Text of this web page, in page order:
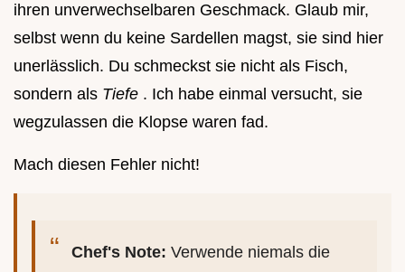
ihren unverwechselbaren Geschmack. Glaub mir,
selbst wenn du keine Sardellen magst, sie sind hier
unerlässlich. Du schmeckst sie nicht als Fisch,
sondern als Tiefe . Ich habe einmal versucht, sie
wegzulassen die Klopse waren fad.
Mach diesen Fehler nicht!
Chef's Note: Verwende niemals die